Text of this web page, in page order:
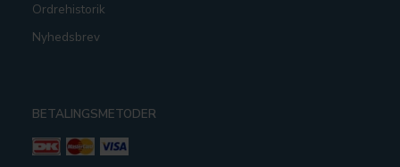
Ordrehistorik
Nyhedsbrev
BETALINGSMETODER